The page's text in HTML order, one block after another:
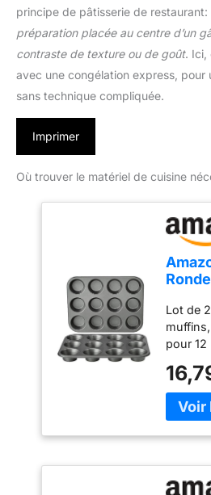
principe de pâtisserie de restaurant:
préparation placée au centre d’un
contraste de texture ou de goût. Ici,
avec une congélation express, pour
sans technique compliquée.
Imprimer
Où trouver le matériel de cuisine
2, Gris
Lot de
pour
pour
des
rapide
un